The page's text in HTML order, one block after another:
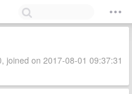
joined on 2017-08-01 09:37:31